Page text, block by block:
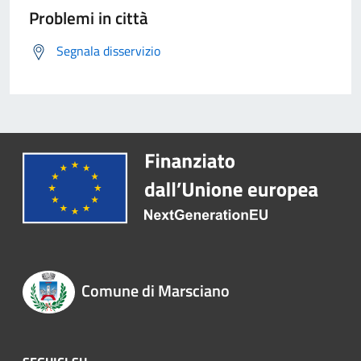
Problemi in città
Segnala disservizio
Comune di Marsciano